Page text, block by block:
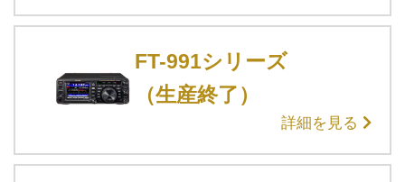
FT-991シリーズ
（生産終了）
詳細を見る